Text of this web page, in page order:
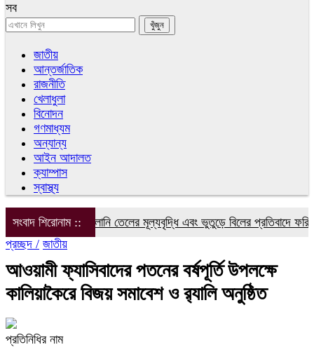
সব
জাতীয়
আন্তর্জাতিক
রাজনীতি
খেলাধুলা
বিনোদন
গণমাধ্যম
অন্যান্য
আইন আদালত
ক্যাম্পাস
স্বাস্থ্য
সংবাদ শিরোনাম ::
গ্যাস ও জ্বালানি তেলের মূল্যবৃদ্ধি এবং ভুতুড়ে বিলের প্রতিবাদে ফরিদপুরে
প্রচ্ছদ / জাতীয়
আওয়ামী ফ্যাসিবাদের পতনের বর্ষপূর্তি উপলক্ষে
কালিয়াকৈরে বিজয় সমাবেশ ও র‍্যালি অনুষ্ঠিত
প্রতিনিধির নাম